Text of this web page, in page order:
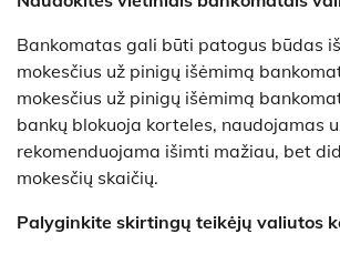
Bankomatas gali būti patogus būdas
mokesčius už pinigų išėmimą
mokesčius už pinigų išėmimą
bankų blokuoja korteles, naudojamas
rekomenduojama išimti mažiau, bet
mokesčių skaičių.
Palyginkite skirtingų teikėjų valiutos